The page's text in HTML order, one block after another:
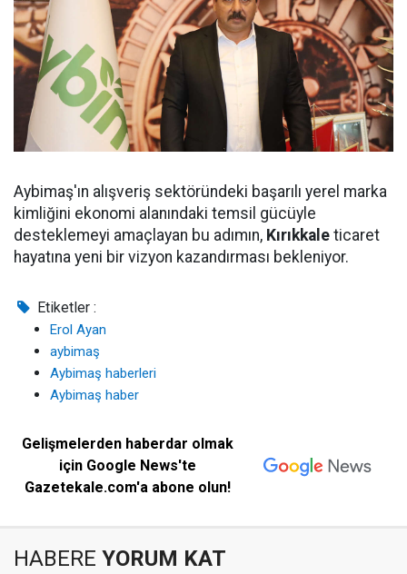
Aybimaş'ın alışveriş sektöründeki başarılı yerel marka
kimliğini ekonomi alanındaki temsil gücüyle
desteklemeyi amaçlayan bu adımın, Kırıkkale ticaret
hayatına yeni bir vizyon kazandırması bekleniyor.
Etiketler :
Erol Ayan
aybimaş
Aybimaş haberleri
Aybimaş haber
Gelişmelerden haberdar olmak
için Google News'te
Gazetekale.com'a abone olun!
HABERE YORUM KAT